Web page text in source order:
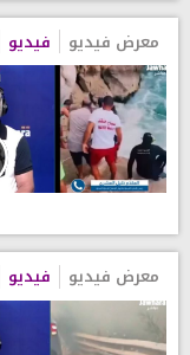
معرض فيديو فيديو
معرض فيديو فيديو